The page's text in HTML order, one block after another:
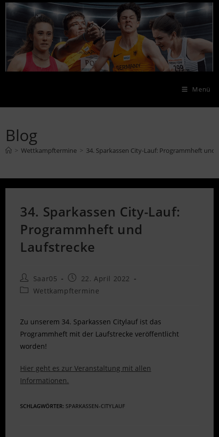
Zum
Menü
Blog
> Wettkampftermine > 34. Sparkassen City-Lauf: Programmheft und
34. Sparkassen City-Lauf:
Programmheft und
Laufstrecke
Beitrags-
Autor:
Saar05
Beitrag
veröffentlicht:
22. April 2022
Beitrags-
Wettkampftermine
Zu unserem 34. Sparkassen Citylauf ist das
Programmheft mit der Laufstrecke veröffentlicht
worden!
Hier geht es zur Veranstaltung mit allen
Informationen.
SCHLAGWÖRTER: SPARKASSEN-CITYLAUF